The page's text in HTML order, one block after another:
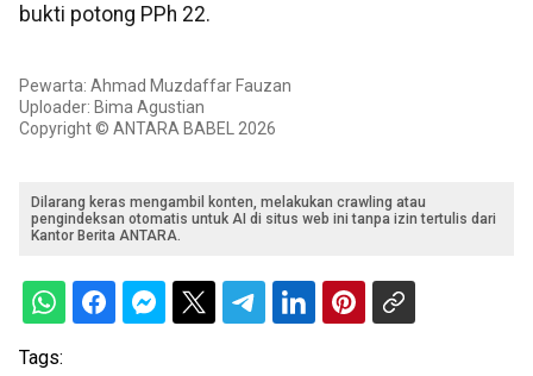
bukti potong PPh 22.
Pewarta: Ahmad Muzdaffar Fauzan
Uploader: Bima Agustian
Copyright © ANTARA BABEL 2026
Dilarang keras mengambil konten, melakukan crawling atau
pengindeksan otomatis untuk AI di situs web ini tanpa izin tertulis dari
Kantor Berita ANTARA.
Tags: